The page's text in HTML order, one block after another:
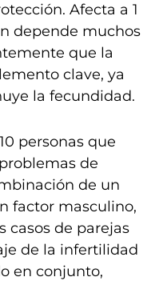
Afecta a 1
depende muchos
que la
clave, ya
la fecundidad.
personas que
de
de un
factor masculino,
casos de parejas
de la infertilidad
en conjunto,